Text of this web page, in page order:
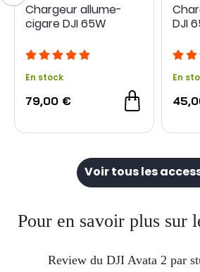
Chargeur allume-
cigare DJI 65W
En stock
79,00 €
DJI
En
Voir tous les
Pour en savoir plus sur
Review du DJI Avata 2 par